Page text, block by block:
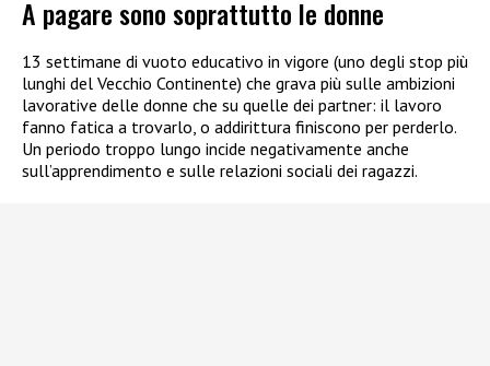
A pagare sono soprattutto le donne
13 settimane di vuoto educativo in vigore (uno degli stop più
lunghi del Vecchio Continente) che grava più sulle ambizioni
lavorative delle donne che su quelle dei partner: il lavoro
fanno fatica a trovarlo, o addirittura finiscono per perderlo.
Un periodo troppo lungo incide negativamente anche
sull’apprendimento e sulle relazioni sociali dei ragazzi.